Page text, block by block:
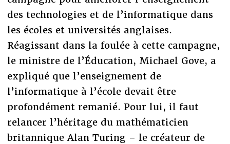
des technologies et de l’informatique dans
les écoles et universités anglaises.
Réagissant dans la foulée à cette campagne,
le ministre de l’Éducation, Michael Gove, a
expliqué que l’enseignement de
l’informatique à l’école devait être
profondément remanié. Pour lui, il faut
relancer l’héritage du mathématicien
britannique Alan Turing – le créateur de